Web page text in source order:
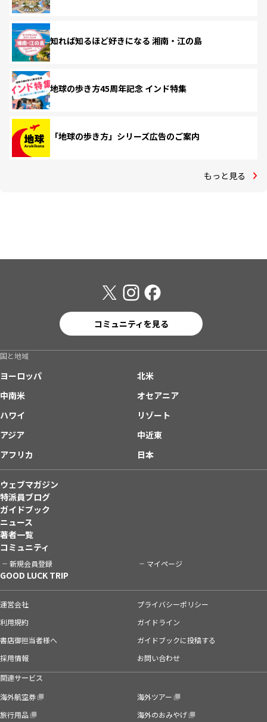
知れば知るほど好きになる 湘南・江の島
地球の歩き方45周年記念 インド特集
「地球の歩き方」シリーズ広告のご案内
もっと見る
コミュニティを見る
国と地域
ヨーロッパ
北米
中南米
オセアニア
ハワイ
リゾート
アジア
中近東
アフリカ
日本
ウェブマガジン
特派員ブログ
ガイドブック
ニュース
著者一覧
コミュニティ
新規会員登録 マイページ
GOOD LUCK TRIP
運営会社
プライバシーポリシー
利用規約
ガイドライン
書店御担当者様へ
ガイドブックに投稿する
採用情報
お問い合わせ
関連サービス
海外航空券
海外ツアー
旅行用品
海外のおみやげ